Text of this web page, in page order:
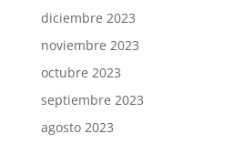
diciembre 2023
noviembre 2023
octubre 2023
septiembre 2023
agosto 2023